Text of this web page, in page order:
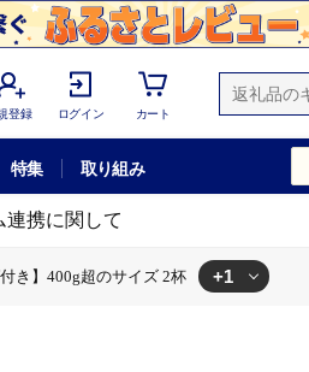
登録 ログイン カート
特集 取り組み
連携に関して
き】400g超のサイズ 2杯 +1